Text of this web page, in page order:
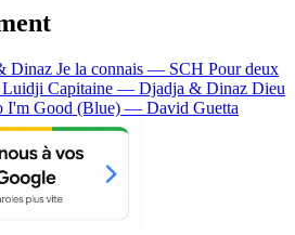
Dinaz Je la connais — SCH Pour deux
Luidji Capitaine — Djadja & Dinaz Dieu
I'm Good (Blue) — David Guetta